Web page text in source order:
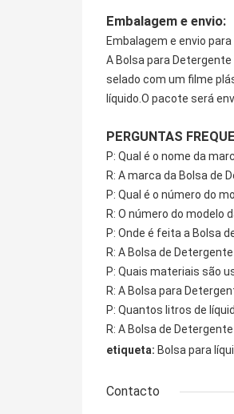
Embalagem e envio:
Embalagem e envio
A Bolsa para
selado com um filme
líquido.O pacote será
PERGUNTAS
P: Qual é o nome da
R: A marca da Bolsa de
P: Qual é o número do
R: O número do modelo
P: Onde é feita a Bolsa
R: A Bolsa de
P: Quais materiais são
R: A Bolsa para
P: Quantos litros de
R: A Bolsa de
etiqueta: Bolsa para
Contacto